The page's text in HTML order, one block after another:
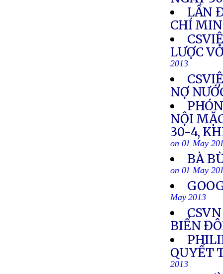
LẦN
CHÍ
LƯỢC
2013
NỢ
NỘI
30-4,
on 01 May
BÀ
on 01 May
May 2013
BIỂN
QUYẾT
2013